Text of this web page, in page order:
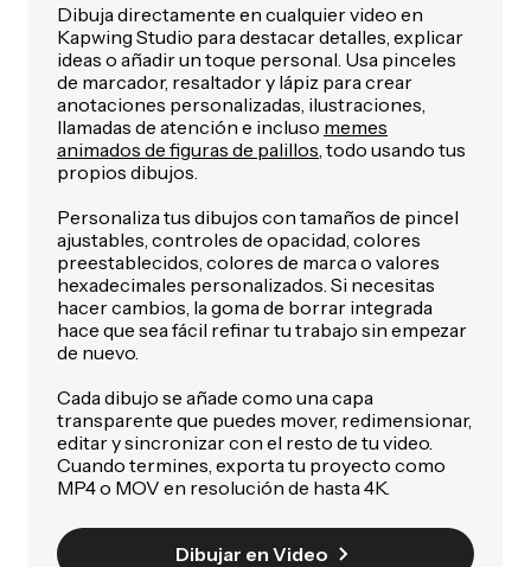
Dibuja directamente en cualquier video en
Kapwing Studio para destacar detalles, explicar
ideas o añadir un toque personal. Usa pinceles
de marcador, resaltador y lápiz para crear
anotaciones personalizadas, ilustraciones,
llamadas de atención e incluso memes
animados de figuras de palillos , todo usando tus
propios dibujos.
Personaliza tus dibujos con tamaños de pincel
ajustables, controles de opacidad, colores
preestablecidos, colores de marca o valores
hexadecimales personalizados. Si necesitas
hacer cambios, la goma de borrar integrada
hace que sea fácil refinar tu trabajo sin empezar
de nuevo.
Cada dibujo se añade como una capa
transparente que puedes mover, redimensionar,
editar y sincronizar con el resto de tu video.
Cuando termines, exporta tu proyecto como
MP4 o MOV en resolución de hasta 4K.
Dibujar en Video